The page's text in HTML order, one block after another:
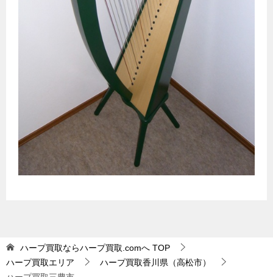
ハープ買取ならハープ買取.comへ TOP
ハープ買取エリア
ハープ買取香川県（高松市）